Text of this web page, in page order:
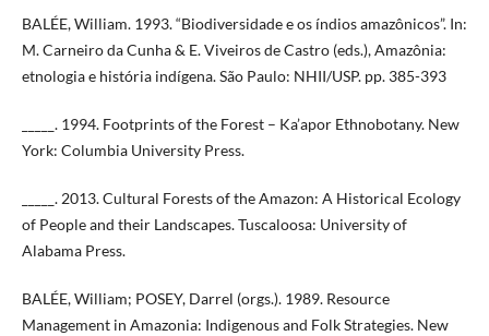
BALÉE, William. 1993. “Biodiversidade e os índios amazônicos”. In:
M. Carneiro da Cunha & E. Viveiros de Castro (eds.), Amazônia:
etnologia e história indígena. São Paulo: NHII/USP. pp. 385-393
_____. 1994. Footprints of the Forest – Ka’apor Ethnobotany. New
York: Columbia University Press.
_____. 2013. Cultural Forests of the Amazon: A Historical Ecology
of People and their Landscapes. Tuscaloosa: University of
Alabama Press.
BALÉE, William; POSEY, Darrel (orgs.). 1989. Resource
Management in Amazonia: Indigenous and Folk Strategies. New